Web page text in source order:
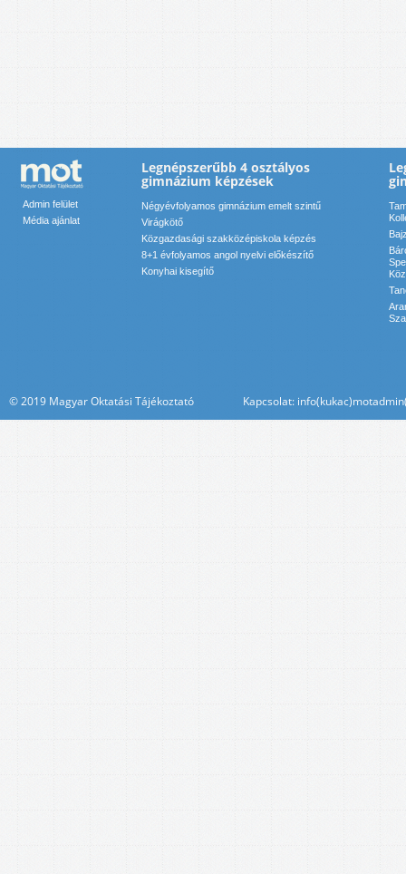
Admin felület
Média ajánlat
Legnépszerűbb 4 osztályos
gimnázium képzések
Négyévfolyamos gimnázium emelt szintű
Virágkötő
Közgazdasági szakközépiskola képzés
8+1 évfolyamos angol nyelvi előkészítő
Konyhai kisegítő
© 2019 Magyar Oktatási Tájékoztató Kapcsolat: